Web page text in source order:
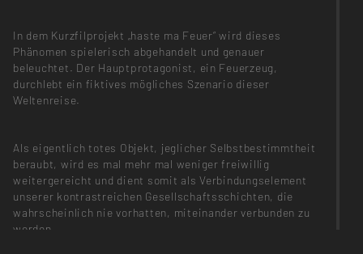
In dem Kurzfilprojekt „haste ma Feuer“ wird dieses
Phänomen spielerisch abgehandelt und genauer
beleuchtet. Der Hauptprotagonist, ein Feuerzeug,
durchlebt ein fiktives mögliches Szenario dieser
Weltenreise.
Als eigentlich totes Objekt, jeglicher Selbstbestimmtheit
beraubt, wird es mal mehr mal weniger freiwillig
weitergereicht und dient somit als Verbindungselement
unserer kontrastreichen Gesellschaftsschichten, die
wahrscheinlich nie vorhatten, miteinander verbunden zu
werden.